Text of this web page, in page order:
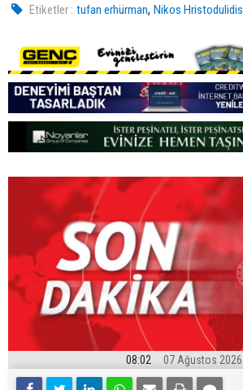
Etiketler : tufan erhürman,Nikos Hristodulidis
08:02 07 Ağustos 2026